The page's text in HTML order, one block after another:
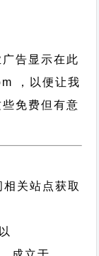
告显示在此
，以便让我
免费但有意
关站点获取